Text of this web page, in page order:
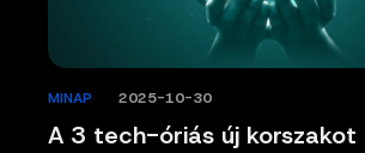
A 3 tech-óriás új korszakot
MINAP 2025-10-30